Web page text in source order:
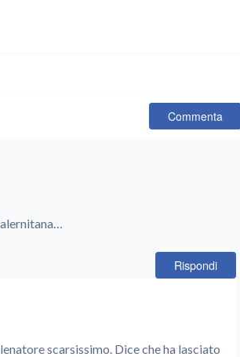
Commenta
Rispondi
scarsissimo. Dice che ha lasciato